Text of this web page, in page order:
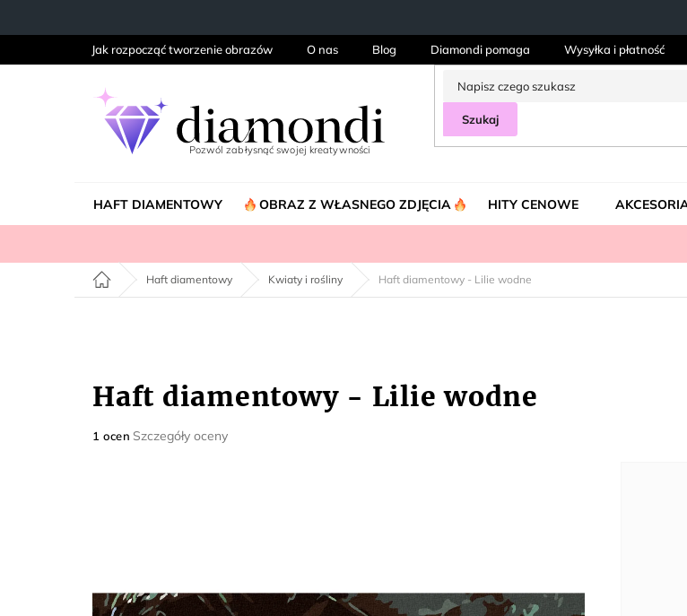
Jak rozpocząć tworzenie obrazów O nas Blog Diamondi pomaga Wysyłka i płatność
Szukaj
HAFT DIAMENTOWY OBRAZ Z WŁASNEGO ZDJĘCIA HITY CENOWE
Home Haft diamentowy Kwiaty i rośliny Haft diamentowy - Lilie wodne
Haft diamentowy - Lilie wodne
Średnia
1 ocen Szczegóły oceny